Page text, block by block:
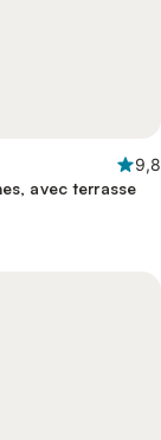
9,8
avec terrasse